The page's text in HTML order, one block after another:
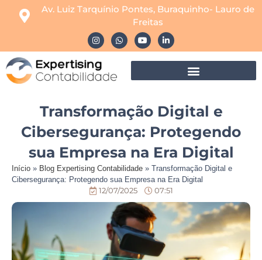
Av. Luiz Tarquínio Pontes, Buraquinho- Lauro de
Freitas
Transformação Digital e
Cibersegurança: Protegendo
sua Empresa na Era Digital
Início » Blog Expertising Contabilidade » Transformação Digital e
Cibersegurança: Protegendo sua Empresa na Era Digital
12/07/2025 07:51